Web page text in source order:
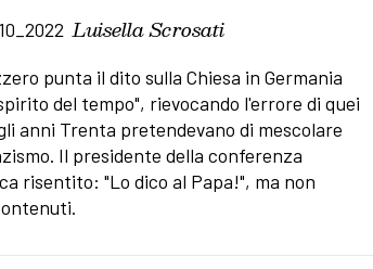
Luisella Scrosati
punta il dito sulla Chiesa in Germania
del tempo", rievocando l'errore di quei
anni Trenta pretendevano di mescolare
Il presidente della conferenza
risentito: "Lo dico al Papa!", ma non